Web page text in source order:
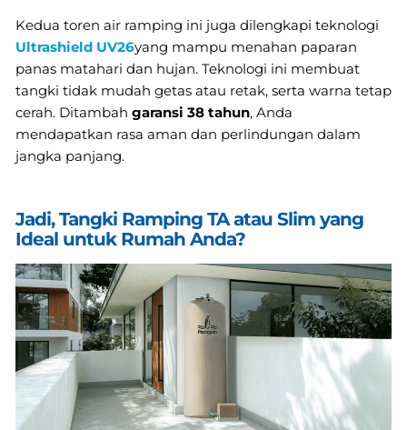
Kedua toren air ramping ini juga dilengkapi teknologi
Ultrashield UV26yang mampu menahan paparan
panas matahari dan hujan. Teknologi ini membuat
tangki tidak mudah getas atau retak, serta warna tetap
cerah. Ditambah garansi 38 tahun, Anda
mendapatkan rasa aman dan perlindungan dalam
jangka panjang.
Jadi, Tangki Ramping TA atau Slim yang
Ideal untuk Rumah Anda?